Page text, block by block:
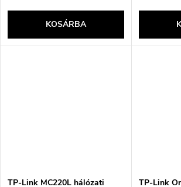
KOSÁRBA
TP-Link MC220L hálózati TP-Link